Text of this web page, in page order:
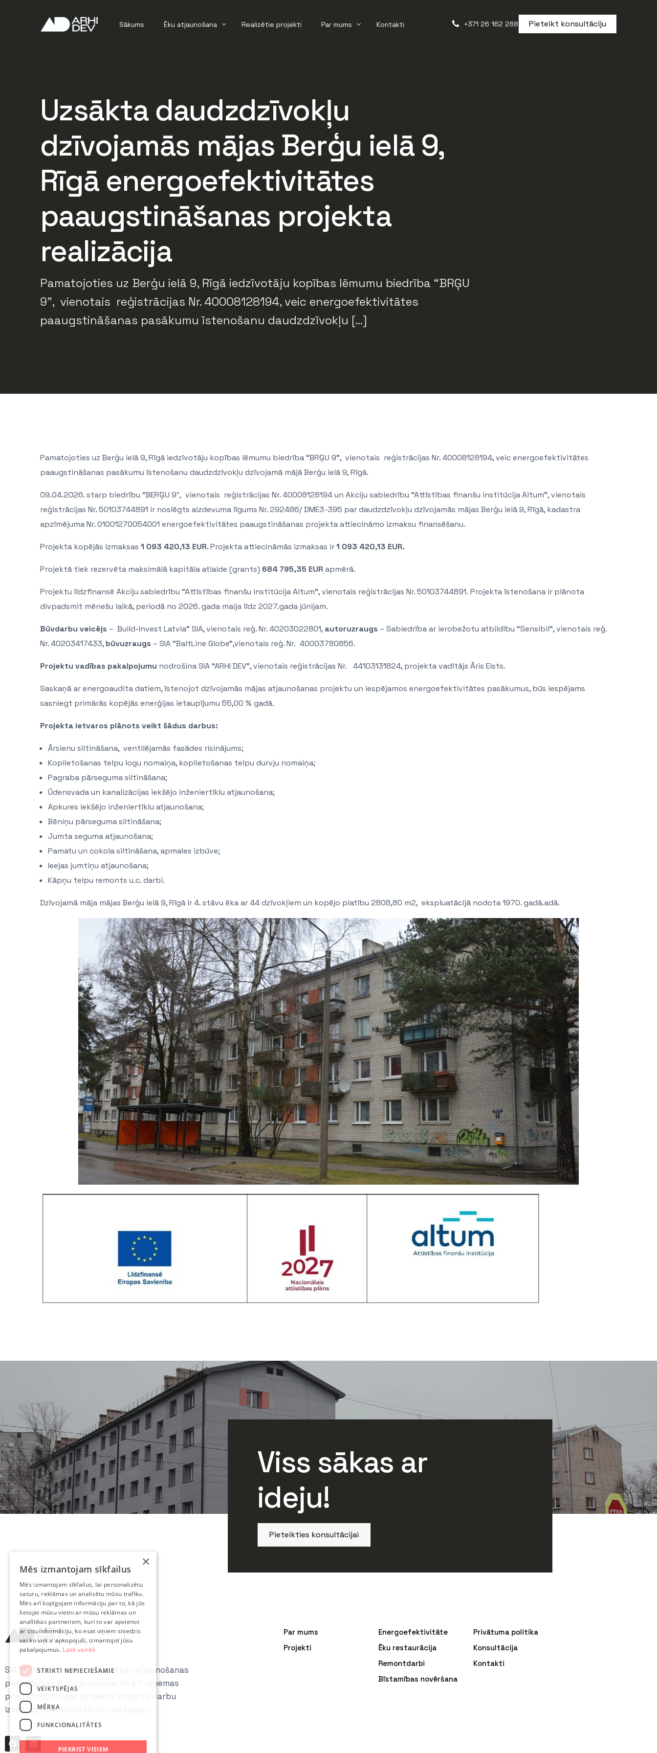
Sākums Ēku atjaunošana
Bīstamības novēršana
Realizētie projekti Par mums Kontakti +371 26 162 288 Pieteikt konsultāciju
Uzsākta daudzdzīvokļu
dzīvojamās mājas Berģu ielā 9,
Rīgā energoefektivitātes
paaugstināšanas projekta
realizācija
Pamatojoties uz Berģu ielā 9, Rīgā iedzīvotāju kopības lēmumu biedrība “BRĢU
9”, vienotais reģistrācijas Nr. 40008128194, veic energoefektivitātes
paaugstināšanas pasākumu īstenošanu daudzdzīvokļu […]
Pamatojoties uz Berģu ielā 9, Rīgā iedzīvotāju kopības lēmumu biedrība “BRĢU 9”, vienotais reģistrācijas Nr. 40008128194, veic energoefektivitātes
paaugstināšanas pasākumu īstenošanu daudzdzīvokļu dzīvojamā mājā Berģu ielā 9, Rīgā.
09.04.2026. starp biedrību “BERĢU 9″, vienotais reģistrācijas Nr. 40008128194 un Akciju sabiedrību “Attīstības finanšu institūcija Altum”, vienotais
reģistrācijas Nr. 50103744891 ir noslēgts aizdevuma līgums Nr. 292486/ DME3-395 par daudzdzīvokļu dzīvojamās mājas Berģu ielā 9, Rīgā, kadastra
apzīmējuma Nr. 01001270054001 energoefektivitātes paaugstināšanas projekta attiecināmo izmaksu finansēšanu.
Projekta kopējās izmaksas 1 093 420,13 EUR. Projekta attiecināmās izmaksas ir1 093 420,13 EUR.
Projektā tiek rezervēta maksimālā kapitāla atlaide (grants) 684 795,35 EUR apmērā.
Projektu līdzfinansē Akciju sabiedrību “Attīstības finanšu institūcija Altum”, vienotais reģistrācijas Nr. 50103744891. Projekta īstenošana ir plānota
divpadsmit mēnešu laikā, periodā no 2026. gada maija līdz 2027.gada jūnijam.
Būvdarbu veicējs – Build-Invest Latvia” SIA, vienotais reģ. Nr. 40203022801, autoruzraugs – Sabiedrība ar ierobežotu atbildību “Sensibil”, vienotais reģ.
Nr. 40203417433, būvuzraugs – SIA “BaltLine Globe”,vienotais reģ. Nr. 40003780856.
Projektu vadības pakalpojumu nodrošina SIA “ARHI DEV”, vienotais reģistrācijas Nr. 44103131824, projekta vadītājs Āris Elsts.
Saskaņā ar energoaudita datiem, īstenojot dzīvojamās mājas atjaunošanas projektu un iespējamos energoefektivitātes pasākumus, būs iespējams
sasniegt primārās kopējās enerģijas ietaupījumu 55,00 % gadā.
Projekta ietvaros plānots veikt šādus darbus:
Ārsienu siltināšana, ventilējamās fasādes risinājums;
Koplietošanas telpu logu nomaiņa, koplietošanas telpu durvju nomaiņa;
Pagraba pārseguma siltināšana;
Ūdensvada un kanalizācijas iekšējo inženiertīklu atjaunošana;
Apkures iekšējo inženiertīklu atjaunošana;
Bēniņu pārseguma siltināšana;
Jumta seguma atjaunošana;
Pamatu un cokola siltināšana, apmales izbūve;
Ieejas jumtiņu atjaunošana;
Kāpņu telpu remonts u.c. darbi.
Dzīvojamā māja mājas Berģu ielā 9, Rīgā ir 4. stāvu ēka ar 44 dzīvokļiem un kopējo platību 2808,80 m2, ekspluatācijā nodota 1970. gadā.adā.
Viss sākas ar
ideju!
Pieteikties konsultācijai
SIA “ARHI DEV” veic visus ar ēkas atjaunošanas
projektu saistītos procesus, kā arī uzņemas
pilnu atbildību par projektā ietverto darbu
izvēli, izpildes kvalitāti un veiktspēju.
Par mums
Projekti
Energoefektivitāte
Ēku restaurācija
Remontdarbi
Bīstamības novēršana
Privātuma politika
Konsultācija
Kontakti
×
Mēs izmantojam sīkfailus
Mēs izmantojam sīkfailus, lai personalizētu
saturu, reklāmas un analizētu mūsu trafiku.
Mēs arī kopīgojam informāciju par to, kā jūs
lietojat mūsu vietni ar mūsu reklāmas un
analītikas partneriem, kuri to var apvienot
ar citu informāciju, ko esat viņiem sniedzis
vai ko viņi ir apkopojuši, izmantojot jūsu
pakalpojumus. Lasīt vairāk
STRIKTI NEPIECIEŠAMIE
VEIKTSPĒJAS
MĒRĶA
FUNKCIONALITĀTES
PIEKRIST VISIEM